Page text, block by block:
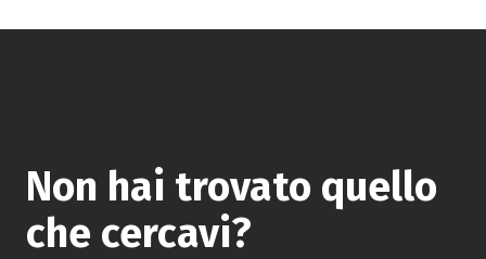
Non hai trovato quello
che cercavi?